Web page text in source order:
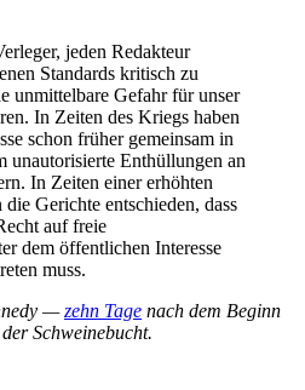
jeden Redakteur
Standards kritisch zu
unmittelbare Gefahr für unser
In Zeiten des Kriegs haben
schon früher gemeinsam in
unautorisierte Enthüllungen an
In Zeiten einer erhöhten
Gerichte entschieden, dass
auf freie
dem öffentlichen Interesse
muss.
—zehn Tage nach dem Beginn
Schweinebucht.